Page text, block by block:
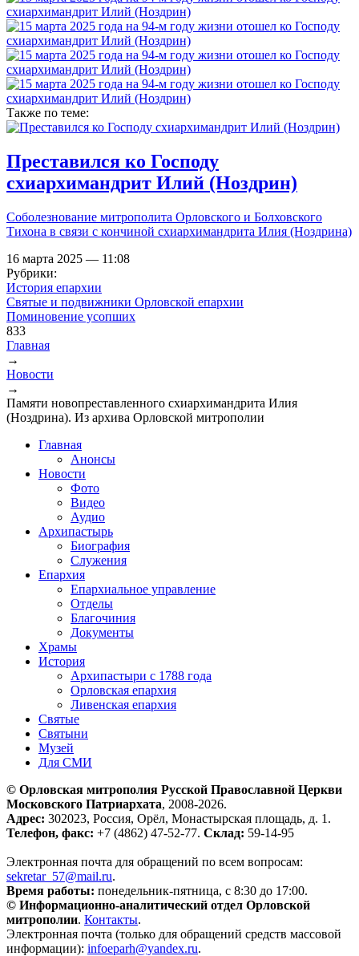
Также по теме:
Преставился ко Господу
схиархимандрит Илий (Ноздрин)
Соболезнование митрополита Орловского и Болховского
Тихона в связи с кончиной схиархимандрита Илия (Ноздрина)
16 марта 2025 — 11:08
Рубрики:
История епархии
Святые и подвижники Орловской епархии
Поминовение усопших
833
Вы здесь
Главная
→
Новости
→
Памяти новопреставленного схиархимандрита Илия
(Ноздрина). Из архива Орловской митрополии
Главная
Анонсы
Новости
Фото
Видео
Аудио
Архипастырь
Биография
Служения
Епархия
Епархиальное управление
Отделы
Благочиния
Документы
Храмы
История
Архипастыри с 1788 года
Орловская епархия
Ливенская епархия
Святые
Святыни
Музей
Для СМИ
© Орловская митрополия Русской Православной Церкви
Московского Патриархата, 2008-2026.
Адрес: 302023, Россия, Орёл, Монастырская площадь, д. 1.
Телефон, факс: +7 (4862) 47-52-77. Склад: 59-14-95
Электронная почта для обращений по всем вопросам:
sekretar_57@mail.ru.
Время работы: понедельник-пятница, с 8:30 до 17:00.
© Информационно-аналитический отдел Орловской
митрополии. Контакты.
Электронная почта (только для обращений средств массовой
информации): infoeparh@yandex.ru.